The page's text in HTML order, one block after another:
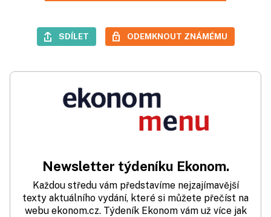
SDÍLET ODEMKNOUT ZNÁMÉMU
Newsletter týdeníku Ekonom.
Každou středu vám představíme nejzajímavější
texty aktuálního vydání, které si můžete přečíst na
webu ekonom.cz. Týdeník Ekonom vám už více jak